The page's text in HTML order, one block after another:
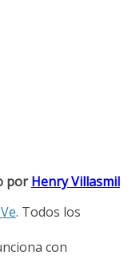
porHenry Villasmil
. Todos los
con